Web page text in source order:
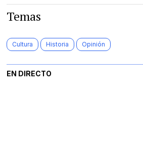
Temas
Cultura Historia Opinión
EN DIRECTO